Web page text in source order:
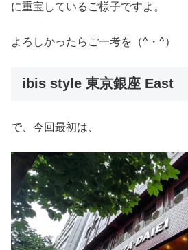
に重宝しているご様子ですよ。
よろしかったらご一考を（^・^）
ibis style 東京銀座 East
で、今回最初は、